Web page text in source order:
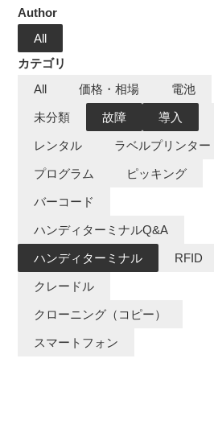
Author
All
カテゴリ
All
価格・相場 電池
未分類 故障 導入
レンタル ラベルプリンター
プログラム ピッキング
バーコード
ハンディターミナルQ&A
ハンディターミナル RFID
クレードル
クローニング（コピー）
スマートフォン